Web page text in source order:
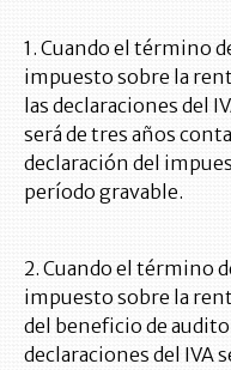
1. Cuando el término
impuesto sobre la
las declaraciones del
será de tres años
declaración del
período gravable.
2. Cuando el término
impuesto sobre la
del beneficio de
declaraciones del IVA